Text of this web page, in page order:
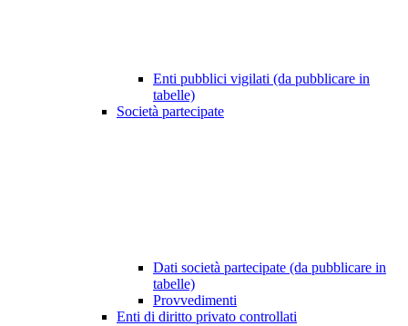
Enti pubblici vigilati (da pubblicare in
tabelle)
Società partecipate
Dati società partecipate (da pubblicare in
tabelle)
Provvedimenti
Enti di diritto privato controllati